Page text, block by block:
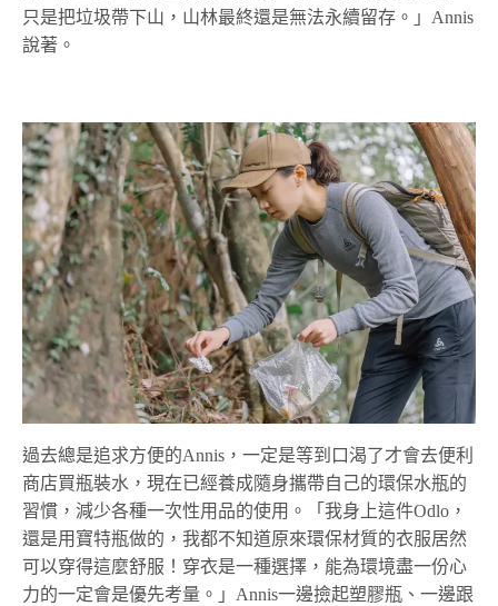
只是把垃圾帶下山，山林最終還是無法永續留存。」Annis
說著。
過去總是追求方便的Annis，一定是等到口渴了才會去便利
商店買瓶裝水，現在已經養成隨身攜帶自己的環保水瓶的
習慣，減少各種一次性用品的使用。「我身上這件Odlo，
還是用寶特瓶做的，我都不知道原來環保材質的衣服居然
可以穿得這麼舒服！穿衣是一種選擇，能為環境盡一份心
力的一定會是優先考量。」Annis一邊撿起塑膠瓶、一邊跟